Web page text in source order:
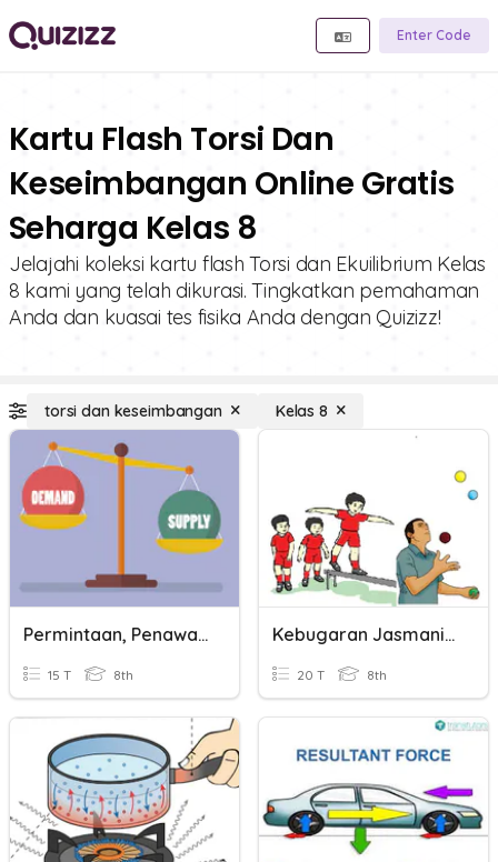
Enter Code
Kartu Flash Torsi Dan
Keseimbangan Online Gratis
Seharga Kelas 8
Jelajahi koleksi kartu flash Torsi dan Ekuilibrium Kelas
8 kami yang telah dikurasi. Tingkatkan pemahaman
Anda dan kuasai tes fisika Anda dengan Quizizz!
torsi dan keseimbangan Kelas 8
Permintaan, Penawaran Dan Keseimbangan Harga
15 T 8th
Kebugaran Jasmani (Latihan Keseimbangan Dan Koordinasi)
20 T 8th